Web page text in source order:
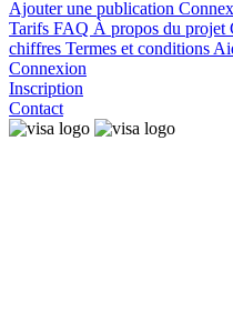
Ajouter une publication
Tarifs FAQ À propos du projet
chiffres Termes et conditions
Connexion
Inscription
Contact